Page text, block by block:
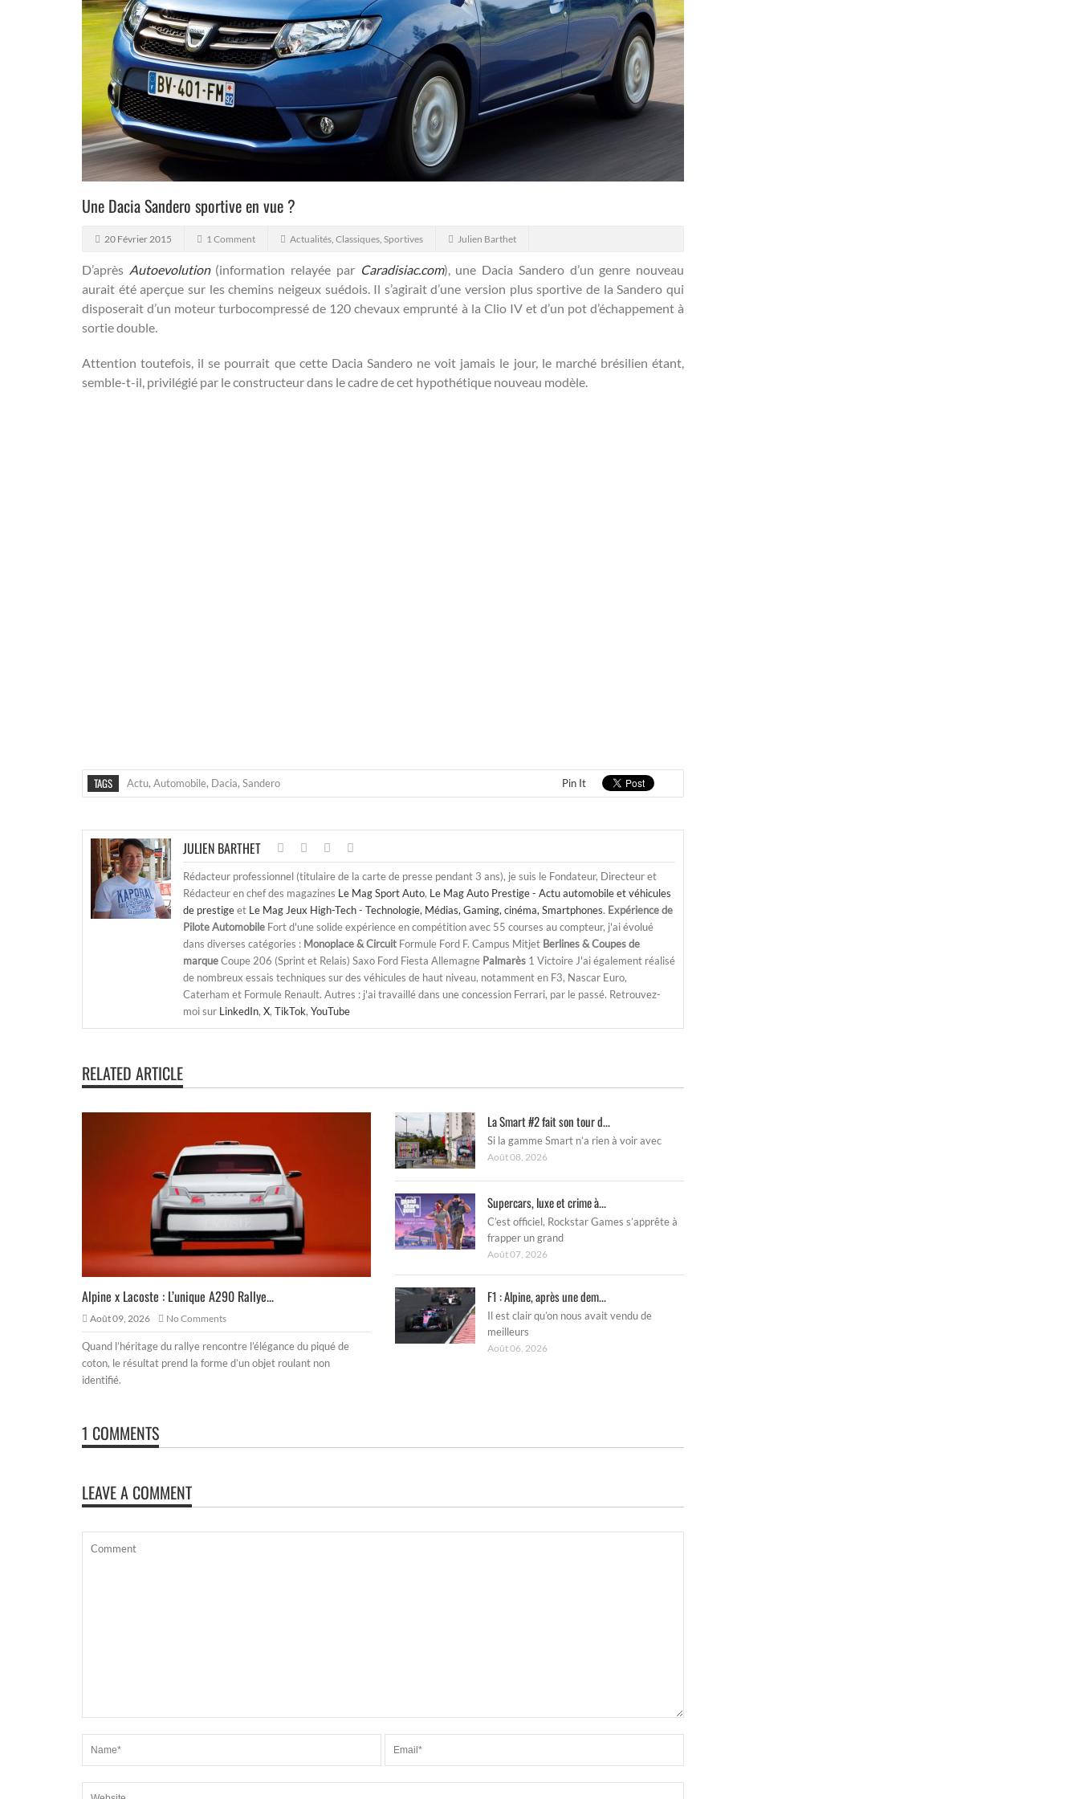
Une Dacia Sandero sportive en vue ?
20 Février 2015 1 Comment Actualités, Classiques, Sportives Julien Barthet
D’après Autoevolution(information relayée par Caradisiac.com), une Dacia Sandero d’un genre nouveau
aurait été aperçue sur les chemins neigeux suédois.Il s’agirait d’une version plus sportive de la Sandero qui
disposerait d’un moteur turbocompressé de 120 chevaux emprunté à la Clio IV et d’un pot d’échappement à
sortie double.
Attention toutefois, il se pourrait que cette Dacia Sandero ne voit jamais le jour, le marché brésilien étant,
semble-t-il, privilégié par le constructeur dans le cadre de cet hypothétique nouveau modèle.
TAGS Actu, Automobile, Dacia, Sandero Pin It
JULIEN BARTHET
Rédacteur professionnel (titulaire de la carte de presse pendant 3 ans), je suis le Fondateur, Directeur et
Rédacteur en chef des magazines Le Mag Sport Auto, Le Mag Auto Prestige - Actu automobile et véhicules
de prestigeet Le Mag Jeux High-Tech - Technologie, Médias, Gaming, cinéma, Smartphones. Expérience de
Pilote Automobile Fort d'une solide expérience en compétition avec 55 courses au compteur, j'ai évolué
dans diverses catégories : Monoplace & Circuit Formule Ford F. Campus Mitjet Berlines & Coupes de
marqueCoupe 206 (Sprint et Relais) Saxo Ford Fiesta Allemagne Palmarès 1 Victoire J'ai également réalisé
de nombreux essais techniques sur des véhicules de haut niveau, notamment en F3, Nascar Euro,
Caterham et Formule Renault. Autres : j'ai travaillé dans une concession Ferrari, par le passé. Retrouvez-
moi sur LinkedIn, X, TikTok, YouTube
RELATED ARTICLE
Alpine x Lacoste : L’unique A290 Rallye...
Août 09, 2026 No Comments
Quand l’héritage du rallye rencontre l’élégance du piqué de
coton, le résultat prend la forme d’un objet roulant non
identifié.
La Smart #2 fait son tour d...
Si la gamme Smart n’a rien à voir avec
Août 08, 2026
Supercars, luxe et crime à...
C’est officiel, Rockstar Games s’apprête à
frapper un grand
Août 07, 2026
F1 : Alpine, après une dem...
Il est clair qu’on nous avait vendu de
meilleurs
Août 06, 2026
1 COMMENTS
LEAVE A COMMENT